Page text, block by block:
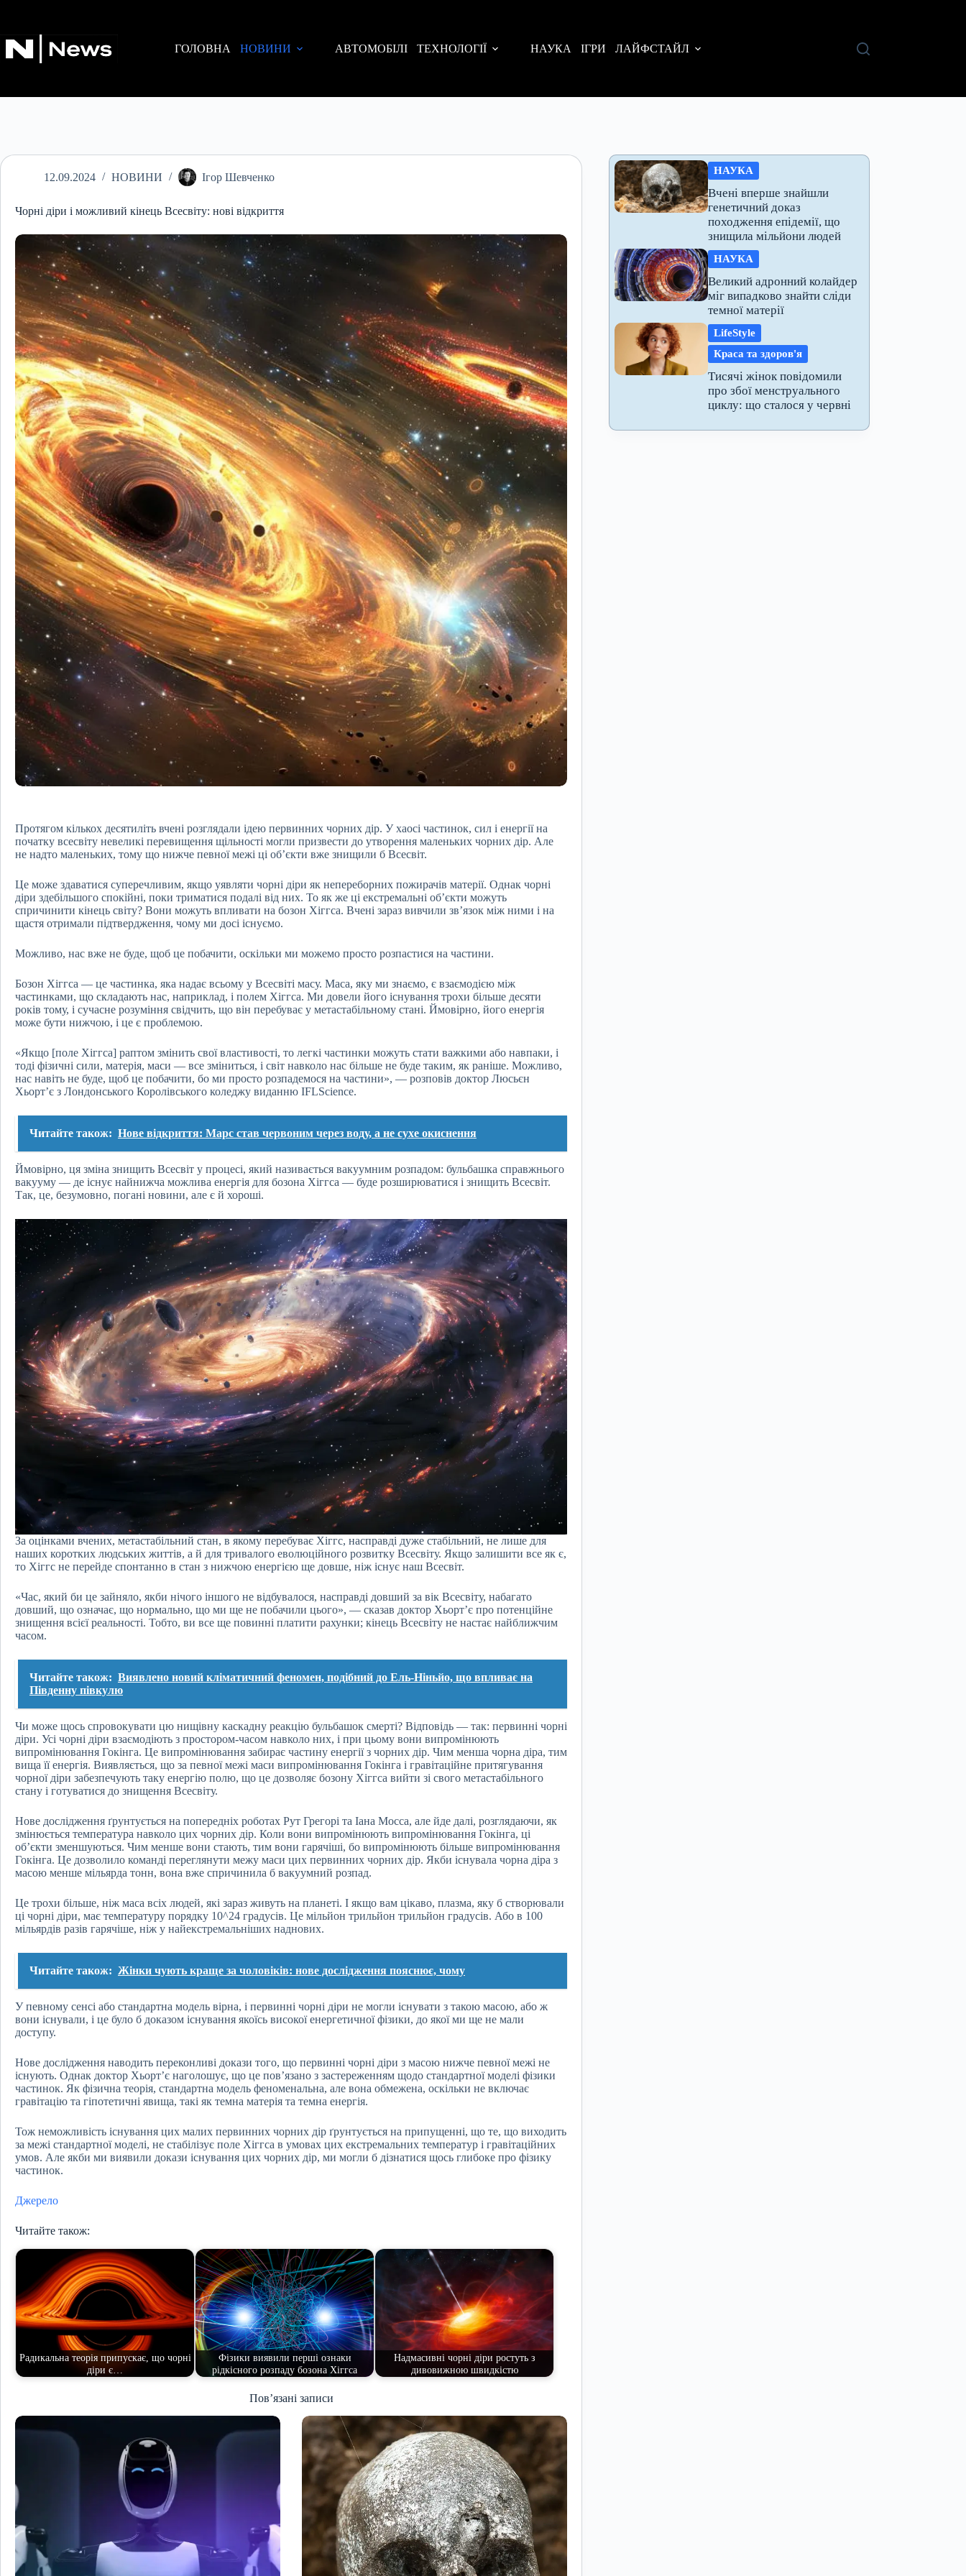
ГОЛОВНА
НОВИНИ АВТОМОБІЛІ ТЕХНОЛОГІЇ НАУКА ІГРИ ЛАЙФСТАЙЛ
12.09.2024 НОВИНИ Ігор Шевченко
Чорні діри і можливий кінець Всесвіту: нові відкриття
Протягом кількох десятиліть вчені розглядали ідею первинних чорних дір. У хаосі частинок, сил і енергії на
початку всесвіту невеликі перевищення щільності могли призвести до утворення маленьких чорних дір. Але
не надто маленьких, тому що нижче певної межі ці об’єкти вже знищили б Всесвіт.
Це може здаватися суперечливим, якщо уявляти чорні діри як непереборних пожирачів матерії. Однак чорні
діри здебільшого спокійні, поки триматися подалі від них. То як же ці екстремальні об’єкти можуть
спричинити кінець світу? Вони можуть впливати на бозон Хіггса. Вчені зараз вивчили зв’язок між ними і на
щастя отримали підтвердження, чому ми досі існуємо.
Можливо, нас вже не буде, щоб це побачити, оскільки ми можемо просто розпастися на частини.
Бозон Хіггса — це частинка, яка надає всьому у Всесвіті масу. Маса, яку ми знаємо, є взаємодією між
частинками, що складають нас, наприклад, і полем Хіггса. Ми довели його існування трохи більше десяти
років тому, і сучасне розуміння свідчить, що він перебуває у метастабільному стані. Ймовірно, його енергія
може бути нижчою, і це є проблемою.
«Якщо [поле Хіггса] раптом змінить свої властивості, то легкі частинки можуть стати важкими або навпаки, і
тоді фізичні сили, матерія, маси — все зміниться, і світ навколо нас більше не буде таким, як раніше. Можливо,
нас навіть не буде, щоб це побачити, бо ми просто розпадемося на частини», — розповів доктор Люсьєн
Хьорт’є з Лондонського Королівського коледжу виданню IFLScience.
Читайте також: Нове відкриття: Марс став червоним через воду, а не сухе окиснення
Ймовірно, ця зміна знищить Всесвіт у процесі, який називається вакуумним розпадом: бульбашка справжнього
вакууму — де існує найнижча можлива енергія для бозона Хіггса — буде розширюватися і знищить Всесвіт.
Так, це, безумовно, погані новини, але є й хороші.
За оцінками вчених, метастабільний стан, в якому перебуває Хіггс, насправді дуже стабільний, не лише для
наших коротких людських життів, а й для тривалого еволюційного розвитку Всесвіту. Якщо залишити все як є,
то Хіггс не перейде спонтанно в стан з нижчою енергією ще довше, ніж існує наш Всесвіт.
«Час, який би це зайняло, якби нічого іншого не відбувалося, насправді довший за вік Всесвіту, набагато
довший, що означає, що нормально, що ми ще не побачили цього», — сказав доктор Хьорт’є про потенційне
знищення всієї реальності. Тобто, ви все ще повинні платити рахунки; кінець Всесвіту не настає найближчим
часом.
Читайте також: Виявлено новий кліматичний феномен, подібний до Ель-Ніньйо, що впливає на
Південну півкулю
Чи може щось спровокувати цю нищівну каскадну реакцію бульбашок смерті? Відповідь — так: первинні чорні
діри. Усі чорні діри взаємодіють з простором-часом навколо них, і при цьому вони випромінюють
випромінювання Гокінга. Це випромінювання забирає частину енергії з чорних дір. Чим менша чорна діра, тим
вища її енергія. Виявляється, що за певної межі маси випромінювання Гокінга і гравітаційне притягування
чорної діри забезпечують таку енергію полю, що це дозволяє бозону Хіггса вийти зі свого метастабільного
стану і готуватися до знищення Всесвіту.
Нове дослідження ґрунтується на попередніх роботах Рут Грегорі та Іана Мосса, але йде далі, розглядаючи, як
змінюється температура навколо цих чорних дір. Коли вони випромінюють випромінювання Гокінга, ці
об’єкти зменшуються. Чим менше вони стають, тим вони гарячіші, бо випромінюють більше випромінювання
Гокінга. Це дозволило команді переглянути межу маси цих первинних чорних дір. Якби існувала чорна діра з
масою менше мільярда тонн, вона вже спричинила б вакуумний розпад.
Це трохи більше, ніж маса всіх людей, які зараз живуть на планеті. І якщо вам цікаво, плазма, яку б створювали
ці чорні діри, має температуру порядку 10^24 градусів. Це мільйон трильйон трильйон градусів. Або в 100
мільярдів разів гарячіше, ніж у найекстремальніших наднових.
Читайте також: Жінки чують краще за чоловіків: нове дослідження пояснює, чому
У певному сенсі або стандартна модель вірна, і первинні чорні діри не могли існувати з такою масою, або ж
вони існували, і це було б доказом існування якоїсь високої енергетичної фізики, до якої ми ще не мали
доступу.
Нове дослідження наводить переконливі докази того, що первинні чорні діри з масою нижче певної межі не
існують. Однак доктор Хьорт’є наголошує, що це пов’язано з застереженням щодо стандартної моделі фізики
частинок. Як фізична теорія, стандартна модель феноменальна, але вона обмежена, оскільки не включає
гравітацію та гіпотетичні явища, такі як темна матерія та темна енергія.
Тож неможливість існування цих малих первинних чорних дір ґрунтується на припущенні, що те, що виходить
за межі стандартної моделі, не стабілізує поле Хіггса в умовах цих екстремальних температур і гравітаційних
умов. Але якби ми виявили докази існування цих чорних дір, ми могли б дізнатися щось глибоке про фізику
частинок.
Джерело
Читайте також:
Радикальна теорія припускає, що чорні
діри є…
Фізики виявили перші ознаки
рідкісного розпаду бозона Хіггса
Надмасивні чорні діри ростуть з
дивовижною швидкістю
Пов’язані записи
НАУКА
Вчені вперше знайшли
генетичний доказ
походження епідемії, що
знищила мільйони людей
НАУКА
Великий адронний колайдер
міг випадково знайти сліди
темної матерії
LifeStyle
Краса та здоров'я
Тисячі жінок повідомили
про збої менструального
циклу: що сталося у червні